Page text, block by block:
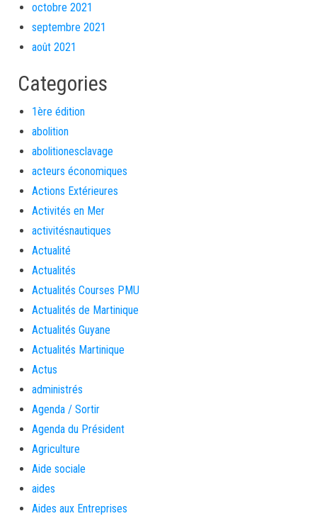
octobre 2021
septembre 2021
août 2021
Categories
1ère édition
abolition
abolitionesclavage
acteurs économiques
Actions Extérieures
Activités en Mer
activitésnautiques
Actualité
Actualités
Actualités Courses PMU
Actualités de Martinique
Actualités Guyane
Actualités Martinique
Actus
administrés
Agenda / Sortir
Agenda du Président
Agriculture
Aide sociale
aides
Aides aux Entreprises